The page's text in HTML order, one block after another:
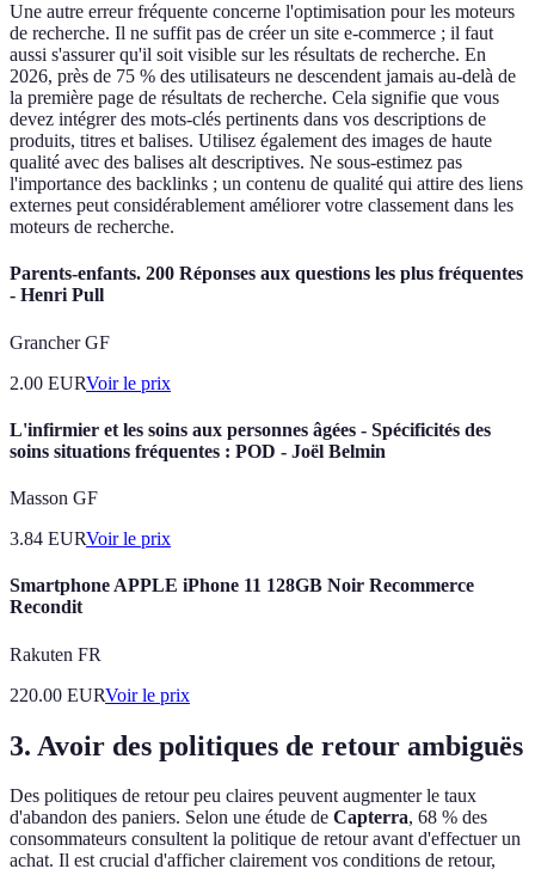
Une autre erreur fréquente concerne l'optimisation pour les moteurs
de recherche. Il ne suffit pas de créer un site e-commerce ; il faut
aussi s'assurer qu'il soit visible sur les résultats de recherche. En
2026, près de 75 % des utilisateurs ne descendent jamais au-delà de
la première page de résultats de recherche. Cela signifie que vous
devez intégrer des mots-clés pertinents dans vos descriptions de
produits, titres et balises. Utilisez également des images de haute
qualité avec des balises alt descriptives. Ne sous-estimez pas
l'importance des backlinks ; un contenu de qualité qui attire des liens
externes peut considérablement améliorer votre classement dans les
moteurs de recherche.
Parents-enfants. 200 Réponses aux questions les plus fréquentes
- Henri Pull
Grancher GF
2.00 EURVoir le prix
L'infirmier et les soins aux personnes âgées - Spécificités des
soins situations fréquentes : POD - Joël Belmin
Masson GF
3.84 EURVoir le prix
Smartphone APPLE iPhone 11 128GB Noir Recommerce
Recondit
Rakuten FR
220.00 EURVoir le prix
3. Avoir des politiques de retour ambiguës
Des politiques de retour peu claires peuvent augmenter le taux
d'abandon des paniers. Selon une étude de Capterra, 68 % des
consommateurs consultent la politique de retour avant d'effectuer un
achat. Il est crucial d'afficher clairement vos conditions de retour,